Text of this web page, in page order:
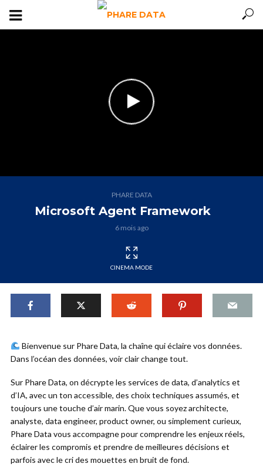
PHARE DATA
Microsoft Agent Framework
6 mois ago
CINEMA MODE
Bienvenue sur Phare Data, la chaîne qui éclaire vos données.
Dans l’océan des données, voir clair change tout.
Sur Phare Data, on décrypte les services de data, d’analytics et
d’IA, avec un ton accessible, des choix techniques assumés, et
toujours une touche d’air marin. Que vous soyez architecte,
analyste, data engineer, product owner, ou simplement curieux,
Phare Data vous accompagne pour comprendre les enjeux réels,
éclairer les compromis et prendre de meilleures décisions et
parfois avec le cri des mouettes en bruit de fond.